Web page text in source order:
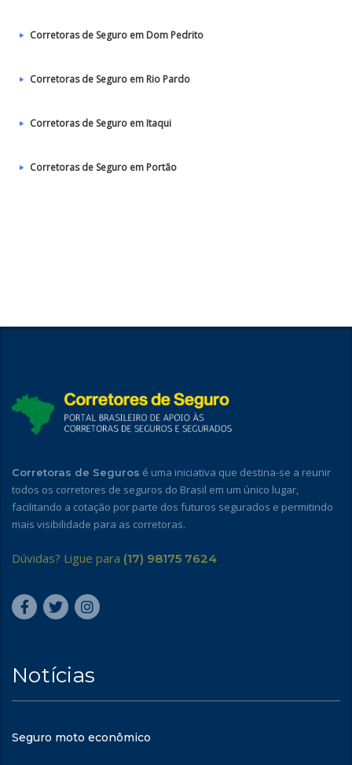
Corretoras de Seguro em Dom Pedrito
Corretoras de Seguro em Rio Pardo
Corretoras de Seguro em Itaqui
Corretoras de Seguro em Portão
Corretoras de Seguros é uma iniciativa que destina-se a reunir
todos os corretores de seguros do Brasil em um único lugar,
facilitando a cotação por parte dos futuros segurados e permitindo
mais visibilidade para as corretoras.
Dúvidas? Ligue para (17) 98175 7624
Notícias
Seguro moto econômico